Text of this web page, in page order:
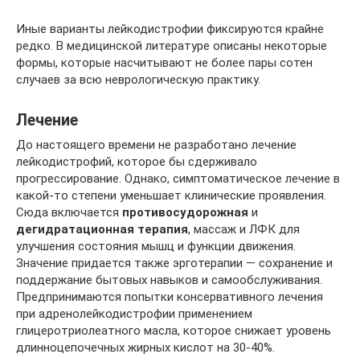
Иные варианты лейкодистрофии фиксируются крайне
редко. В медицинской литературе описаны некоторые
формы, которые насчитывают не более пары сотен
случаев за всю неврологическую практику.
Лечение
До настоящего времени не разработано лечение
лейкодистрофий, которое бы сдерживало
прогрессирование. Однако, симптоматическое лечение в
какой-то степени уменьшает клинические проявления.
Сюда включается противосудорожная и
дегидратационная терапия, массаж и ЛФК для
улучшения состояния мышц и функции движения.
Значение придается также эрготерапии — сохранение и
поддержание бытовых навыков и самообслуживания.
Предпринимаются попытки консервативного лечения
при адренолейкодистрофии применением
глицеротриолеатного масла, которое снижает уровень
длинноцепочечных жирных кислот на 30-40%.